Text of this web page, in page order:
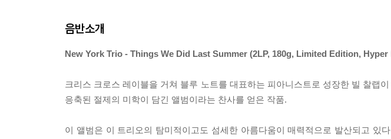
음반소개
New York Trio - Things We Did Last Summer (2LP, 180g, Limited Edition,
크리스 크로스 레이블을 거쳐 블루 노트를 대표하는 피아니스트로 성장한 빌 찰랩
응축된 절제의 미학이 담긴 앨범이라는 찬사를 얻은 작품.
이 앨범은 이 트리오의 탐미적이고도 섬세한 아름다움이 매력적으로 발산되고 있